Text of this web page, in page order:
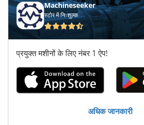
Machineseeker
स्टोर में निःशुल्क
प्रयुक्त मशीनों के लिए नंबर 1 ऐप!
अधिक जानकारी